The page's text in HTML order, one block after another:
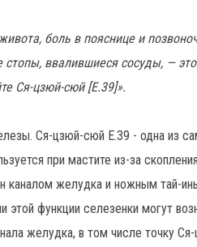
боль в пояснице и
ввалившиеся сосуды, —
Ся-цзюй-сюй [Е.39]».
Ся-цзюй-сюй Е.39 - одна из
при мастите из-за
желудка и ножным тай-
функции селезенки могут
желудка, в том числе точку